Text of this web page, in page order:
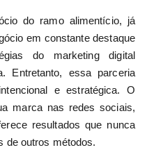
do ramo alimentício, já
em constante destaque
do marketing digital
Entretanto, essa parceria
e estratégica. O
marca nas redes sociais,
resultados que nunca
de outros métodos.